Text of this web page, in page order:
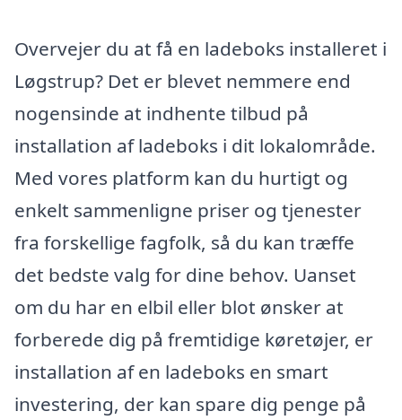
Overvejer du at få en ladeboks installeret i
Løgstrup? Det er blevet nemmere end
nogensinde at indhente tilbud på
installation af ladeboks i dit lokalområde.
Med vores platform kan du hurtigt og
enkelt sammenligne priser og tjenester
fra forskellige fagfolk, så du kan træffe
det bedste valg for dine behov. Uanset
om du har en elbil eller blot ønsker at
forberede dig på fremtidige køretøjer, er
installation af en ladeboks en smart
investering, der kan spare dig penge på